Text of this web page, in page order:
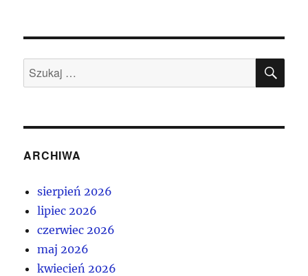
Szukaj:
ARCHIWA
sierpień 2026
lipiec 2026
czerwiec 2026
maj 2026
kwiecień 2026